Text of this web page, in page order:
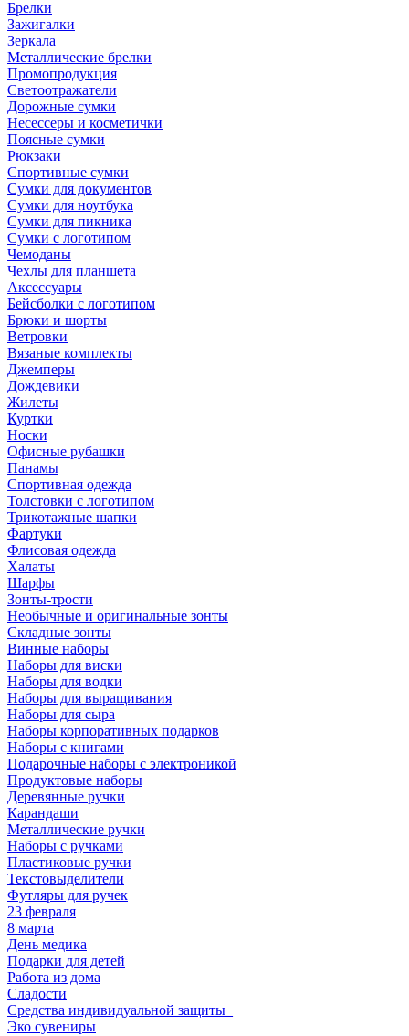
Брелки
Зажигалки
Зеркала
Металлические брелки
Промопродукция
Светоотражатели
Дорожные сумки
Несессеры и косметички
Поясные сумки
Рюкзаки
Спортивные сумки
Сумки для документов
Сумки для ноутбука
Сумки для пикника
Сумки с логотипом
Чемоданы
Чехлы для планшета
Аксессуары
Бейсболки с логотипом
Брюки и шорты
Ветровки
Вязаные комплекты
Джемперы
Дождевики
Жилеты
Куртки
Носки
Офисные рубашки
Панамы
Спортивная одежда
Толстовки с логотипом
Трикотажные шапки
Фартуки
Флисовая одежда
Халаты
Шарфы
Зонты-трости
Необычные и оригинальные зонты
Складные зонты
Винные наборы
Наборы для виски
Наборы для водки
Наборы для выращивания
Наборы для сыра
Наборы корпоративных подарков
Наборы с книгами
Подарочные наборы с электроникой
Продуктовые наборы
Деревянные ручки
Карандаши
Металлические ручки
Наборы с ручками
Пластиковые ручки
Текстовыделители
Футляры для ручек
23 февраля
8 марта
День медика
Подарки для детей
Работа из дома
Сладости
Средства индивидуальной защиты_
Эко сувениры